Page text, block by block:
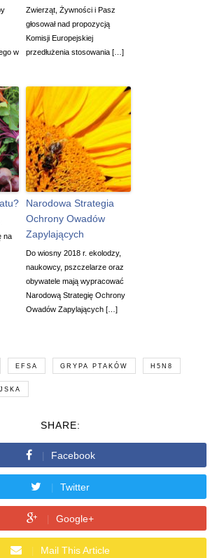
w
Zwierząt, Żywności i Pasz
głosował nad propozycją
Komisji Europejskiej
przedłużenia stosowania […]
na
Narodowa Strategia
Ochrony Owadów
Zapylających
Do wiosny 2018 r. ekolodzy,
naukowcy, pszczelarze oraz
obywatele mają wypracować
Narodową Strategię Ochrony
Owadów Zapylających […]
EFSA GRYPA PTAKÓW H5N8
SHARE:
Facebook
Twitter
Google+
Mail This Article